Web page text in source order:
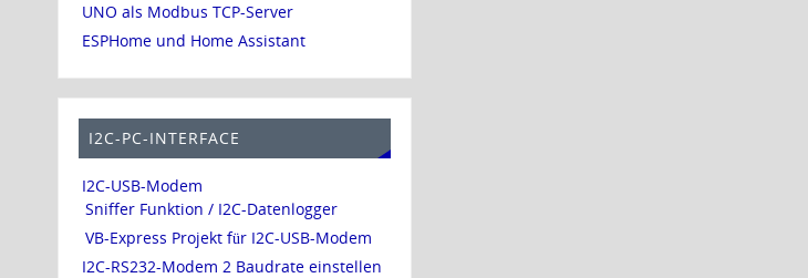
UNO als Modbus TCP-Server
ESPHome und Home Assistant
I2C-PC-INTERFACE
I2C-USB-Modem
Sniffer Funktion / I2C-Datenlogger
VB-Express Projekt für I2C-USB-Modem
I2C-RS232-Modem 2 Baudrate einstellen